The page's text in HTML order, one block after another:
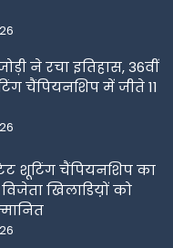
ने रचा इतिहास, 36वीं
चैंपियनशिप में जीते 11
शूटिंग चैंपियनशिप का
खिलाडिय़ों को